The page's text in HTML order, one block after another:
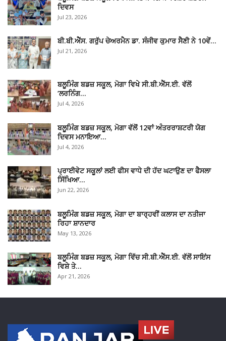
ਦਿਵਸ
Jul 23, 2026
ਬੀ.ਬੀ.ਐੱਸ. ਗਰੁੱਪ ਚੇਅਰਮੈਨ ਡਾ. ਸੰਜੀਵ ਕੁਮਾਰ ਸੈਣੀ ਨੇ 10ਵੇਂ…
Jul 21, 2026
ਬਲੂਮਿੰਗ ਬਡਜ਼ ਸਕੂਲ, ਮੋਗਾ ਵਿਖੇ ਸੀ.ਬੀ.ਐੱਸ.ਈ. ਵੱਲੋਂ
‘ਲਰਨਿੰਗ…
Jul 4, 2026
ਬਲੂਮਿੰਗ ਬਡਜ਼ ਸਕੂਲ, ਮੋਗਾ ਵੱਲੋਂ 12ਵਾਂ ਅੰਤਰਰਾਸ਼ਟਰੀ ਯੋਗ
ਦਿਵਸ ਮਨਾਇਆ…
Jul 4, 2026
ਪ੍ਰਾਈਵੇਟ ਸਕੂਲਾਂ ਲਈ ਫੀਸ ਵਾਧੇ ਦੀ ਹੱਦ ਘਟਾਉਣ ਦਾ ਫੈਸਲਾ
ਸਿੱਖਿਆ…
Jun 22, 2026
ਬਲੂਮਿੰਗ ਬਡਜ਼ ਸਕੂਲ, ਮੋਗਾ ਦਾ ਬਾਰ੍ਹਵੀਂ ਕਲਾਸ ਦਾ ਨਤੀਜਾ
ਰਿਹਾ ਸ਼ਾਨਦਾਰ
May 13, 2026
ਬਲੂਮਿੰਗ ਬਡਜ਼ ਸਕੂਲ, ਮੋਗਾ ਵਿੱਚ ਸੀ.ਬੀ.ਐੱਸ.ਈ. ਵੱਲੋਂ ਸਾਇਂਸ
ਵਿਸ਼ੇ ਤੇ…
Apr 21, 2026